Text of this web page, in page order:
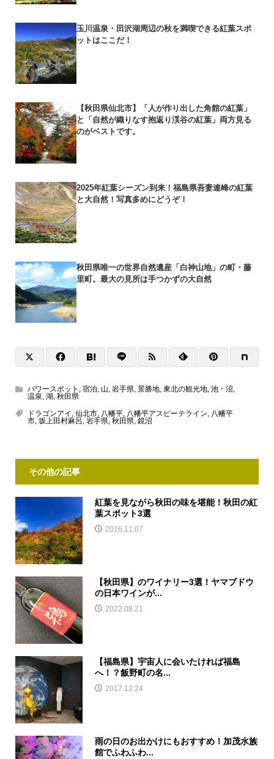
玉川温泉・田沢湖周辺の秋を満喫できる紅葉スポ
ットはここだ！
【秋田県仙北市】「人が作り出した角館の紅葉」
と「自然が織りなす抱返り渓谷の紅葉」両方見る
のがベストです。
2025年紅葉シーズン到来！福島県吾妻連峰の紅葉
と大自然！写真多めにどうぞ！
秋田県唯一の世界自然遺産「白神山地」の町・藤
里町。最大の見所は手つかずの大自然
パワースポット , 宿泊, 山, 岩手県, 景勝地, 東北の観光地, 池・沼,
温泉, 湖, 秋田県
ドラゴンアイ , 仙北市, 八幡平, 八幡平アスピーテライン, 八幡平
市, 坂上田村麻呂, 岩手県, 秋田県, 鏡沼
その他の記事
紅葉を見ながら秋田の味を堪能！秋田の紅
葉スポット3選
2016.11.07
【秋田県】のワイナリー3選！ヤマブドウ
の日本ワインが...
2022.08.21
【福島県】宇宙人に会いたければ福島
へ！？飯野町の名...
2017.12.24
雨の日のお出かけにもおすすめ！加茂水族
館でふわふわ...